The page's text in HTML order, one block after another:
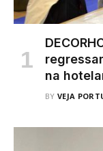
na
BY VEJA